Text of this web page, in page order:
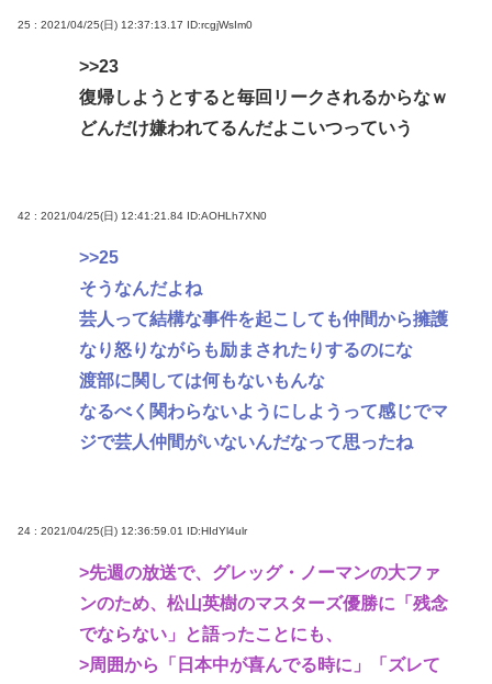
25 : 2021/04/25(日) 12:37:13.17 ID:rcgjWsIm0
>>23
復帰しようとすると毎回リークされるからなｗ
どんだけ嫌われてるんだよこいつっていう
42 : 2021/04/25(日) 12:41:21.84 ID:AOHLh7XN0
>>25
そうなんだよね
芸人って結構な事件を起こしても仲間から擁護
なり怒りながらも励まされたりするのにな
渡部に関しては何もないもんな
なるべく関わらないようにしようって感じでマ
ジで芸人仲間がいないんだなって思ったね
24 : 2021/04/25(日) 12:36:59.01 ID:HIdYl4ulr
>先週の放送で、グレッグ・ノーマンの大ファ
ンのため、松山英樹のマスターズ優勝に「残念
でならない」と語ったことにも、
>周囲から「日本中が喜んでる時に」「ズレて